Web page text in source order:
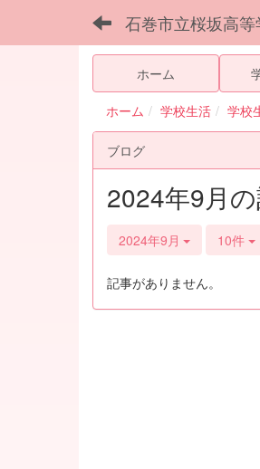
石巻市立桜坂高等
ホーム
ホーム 学校生活 学校
ブログ
2024年9月
2024年9月 10件
記事がありません。